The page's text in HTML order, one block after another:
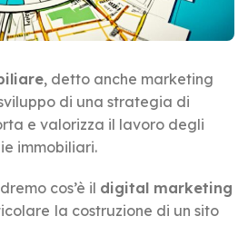
, detto anche marketing
di una strategia di
e valorizza il lavoro degli
immobiliari.
cos’è il digital marketing
la costruzione di un sito